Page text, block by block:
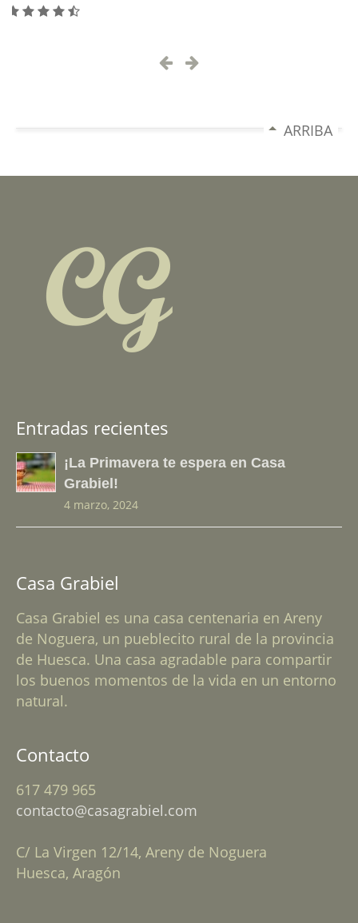
ARRIBA
Entradas recientes
¡La Primavera te espera en Casa
Grabiel!
4 marzo, 2024
Casa Grabiel
Casa Grabiel es una casa centenaria en Areny
de Noguera, un pueblecito rural de la provincia
de Huesca. Una casa agradable para compartir
los buenos momentos de la vida en un entorno
natural.
Contacto
617 479 965
contacto@casagrabiel.com
C/ La Virgen 12/14, Areny de Noguera
Huesca, Aragón